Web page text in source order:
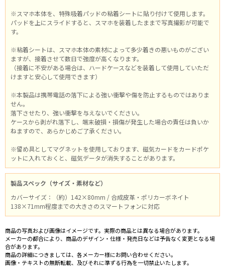
※スマホ本体を、特殊吸着パッドの粘着シートに貼り付けて使用します。
パッドを上にスライドすると、スマホを装着したままで写真撮影が可能で
す。
※粘着シートは、スマホ本体の素材によって多少着きの悪いものがござい
ますが、接着させて数日で強度が高くなります。
（接着に不安がある場合は、ハードケースなどを装着して使用していただ
けますと安心して使用できます）
※本製品は携帯電話の落下による強い衝撃や傷を防止するものではありま
せん。
落下させたり、強い衝撃を与えないでください。
ケースから剥がれ落下し、端末破損・損傷が発生した場合の責任は負いか
ねますので、あらかじめご了承ください。
※留め具としてマグネットを使用しております、磁気カードをカードポケ
ットに入れておくと、磁気データが消失することがあります。
製品スペック（サイズ・素材など）
カバーサイズ：（約）142×80mm / 合成皮革・ポリカーボネイト
138×71mm程度までの大きさのスマートフォンに対応
商品の写真および画像はイメージです。実際の商品とは異なる場合があります。
メーカーの都合により、商品のデザイン・仕様・発売日などは予告なく変更となる場
合があります。
商品の詳細につきましては、各メーカー様にお問い合わせください。
画像・テキストの無断転載、及びそれに準ずる行為を一切禁止いたします。